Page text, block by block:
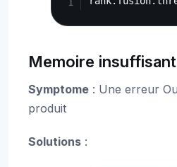
Memoire
Symptome : Une erreur
produit
Solutions :